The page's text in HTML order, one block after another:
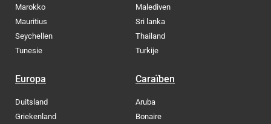
Marokko
Mauritius
Seychellen
Tunesie
Malediven
Sri lanka
Thailand
Turkije
Europa
Duitsland
Griekenland
Caraïben
Aruba
Bonaire